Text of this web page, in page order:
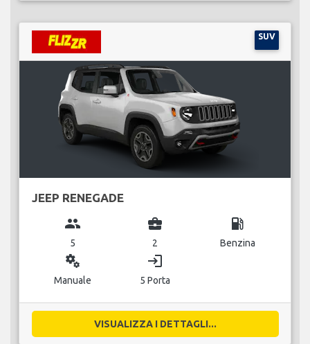
SUV
JEEP RENEGADE
group
5
business_center
2
local_gas_station
Benzina
miscellaneous_services
Manuale
login
5 Porta
VISUALIZZA I DETTAGLI...